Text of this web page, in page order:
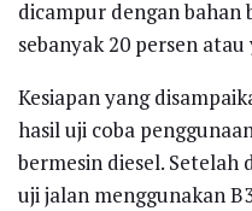
dicampur dengan bahan
sebanyak 20 persen
Kesiapan yang
hasil uji coba
bermesin diesel. Setelah
uji jalan menggunakan